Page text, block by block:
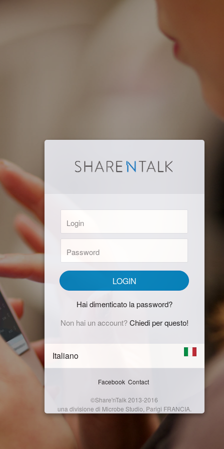
LOGIN
Hai dimenticato la password?
Non hai un account?Chiedi per questo!
Italiano
Facebook Contact
©Share'nTalk 2013-2016
una divisione di Microbe Studio, Parigi FRANCIA.